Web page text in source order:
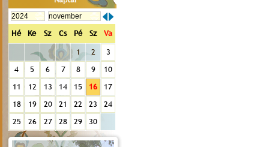
Hé Ke Sz Cs Pé Sz Va
1 2
3
4
5 6 7 8 9
10
11
12 13 14 15 16
17
18
19 20 21 22 23
24
25
26 27 28 29 30